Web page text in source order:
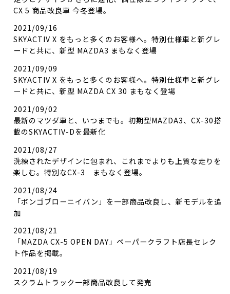
CX 5 商品改良車 今冬登場。
2021/09/16
SKYACTIV X をもっと多くのお客様へ。特別仕様車と新グレ
ードと共に、新型 MAZDA3 まもなく登場
2021/09/09
SKYACTIV X をもっと多くのお客様へ。特別仕様車と新グレ
ードと共に、新型 MAZDA CX 30 まもなく登場
2021/09/02
最新のマツダ車と、いつまでも。初期型MAZDA3、CX-30搭
載のSKYACTIV-Dを最新化
2021/08/27
洗練されたデザインに包まれ、これまでよりも上質な走りを
楽しむ。特別なCX-3 まもなく登場。
2021/08/24
「ボンゴブローニイバン」を一部商品改良し、新モデルを追
加
2021/08/21
「MAZDA CX-5 OPEN DAY」ペーパークラフト店長セレク
ト作品を掲載。
2021/08/19
スクラムトラック一部商品改良して発売